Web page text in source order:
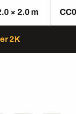
× 2.0 m CC0
2K